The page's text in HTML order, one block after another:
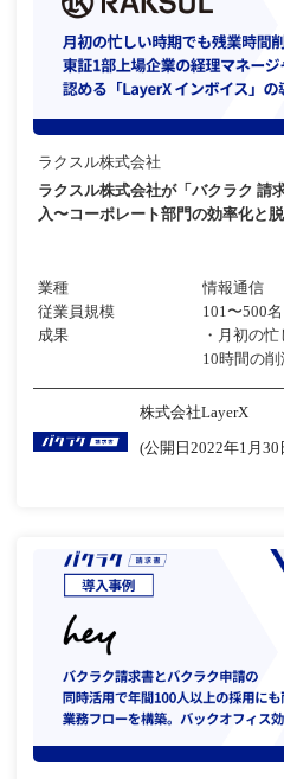
ラクスル株式会社
ラクスル株式会社が「バクラク 請
入〜コーポレート部門の効率化と
業種
情報通信
従業員規模
101〜500名
成果
・月初の
10時間の削
株式会社LayerX
(公開日2022年1月30